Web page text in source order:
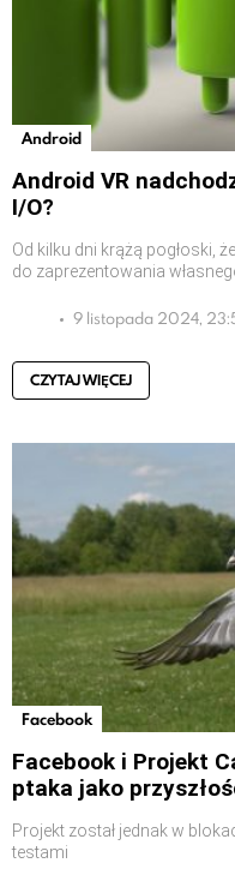
Android
Android VR
I/O?
Od kilku dni krążą pogłoski,
do zaprezentowania
9 listopada 2024,
CZYTAJ WIĘCEJ
Facebook
Facebook i Projekt
ptaka jako
Projekt został jednak w
testami